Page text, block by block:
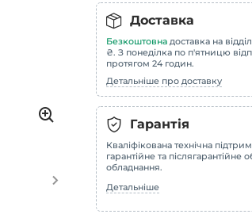
Доставка
Безкоштовна доставка на
₴. З понеділка по п'ятницю
протягом 24 годин.
Детальніше про доставку
Гарантія
Кваліфікована технічна
гарантійне та післягарантійне
обладнання.
Детальніше